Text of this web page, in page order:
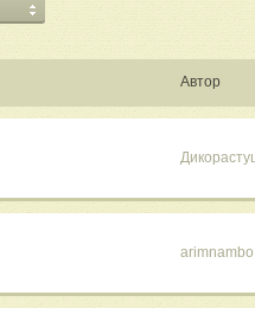
Автор
arimnambo